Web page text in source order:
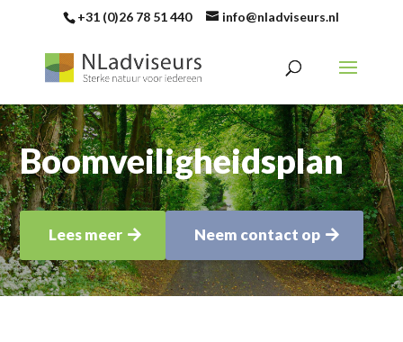
+31 (0)26 78 51 440 info@nladviseurs.nl
Boomveiligheidsplan
Lees meer Neem contact op